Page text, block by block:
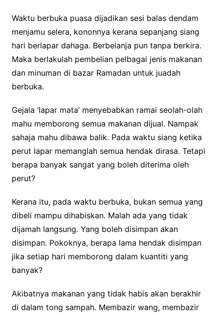
Waktu berbuka puasa dijadikan sesi balas dendam
menjamu selera, kononnya kerana sepanjang siang
hari berlapar dahaga. Berbelanja pun tanpa berkira.
Maka berlakulah pembelian pelbagai jenis makanan
dan minuman di bazar Ramadan untuk juadah
berbuka.
Gejala ‘lapar mata’ menyebabkan ramai seolah-olah
mahu memborong semua makanan dijual. Nampak
sahaja mahu dibawa balik. Pada waktu siang ketika
perut lapar memanglah semua hendak dirasa. Tetapi
berapa banyak sangat yang boleh diterima oleh
perut?
Kerana itu, pada waktu berbuka, bukan semua yang
dibeli mampu dihabiskan. Malah ada yang tidak
dijamah langsung. Yang boleh disimpan akan
disimpan. Pokoknya, berapa lama hendak disimpan
jika setiap hari memborong dalam kuantiti yang
banyak?
Akibatnya makanan yang tidak habis akan berakhir
di dalam tong sampah. Membazir wang, membazir